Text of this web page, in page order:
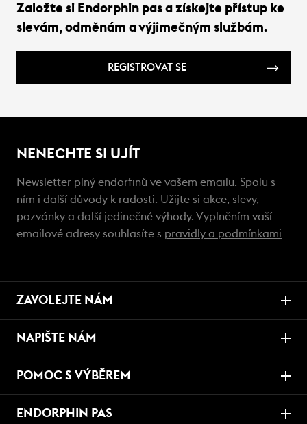
Založte si Endorphin pas a získejte přístup ke
slevám, odměnám a výjimečným službám.
REGISTROVAT SE
NENECHTE SI UJÍT
Newsletter plný endorfinů ve vašem emailu. Spolu s
ním i další důvody k radosti. Užijte si akce, slevy,
pozvánky a další jedinečné výhody. Vyplněním vaší
emailové adresy souhlasíte s pravidly a podmínkami
ZAVOLEJTE NÁM
NAPIŠTE NÁM
POMOC S VÝBĚREM
ENDORPHIN PAS